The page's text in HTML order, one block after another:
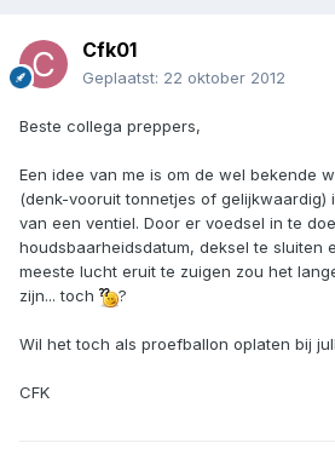
Cfk01
Geplaatst: 22 oktober 2012
Beste collega preppers,
Een idee van me is om de wel bekende
(denk-vooruit tonnetjes of gelijkwaardig)
van een ventiel. Door er voedsel in te
houdsbaarheidsdatum, deksel te sluiten
meeste lucht eruit te zuigen zou het
zijn... toch
?
Wil het toch als proefballon oplaten bij
CFK